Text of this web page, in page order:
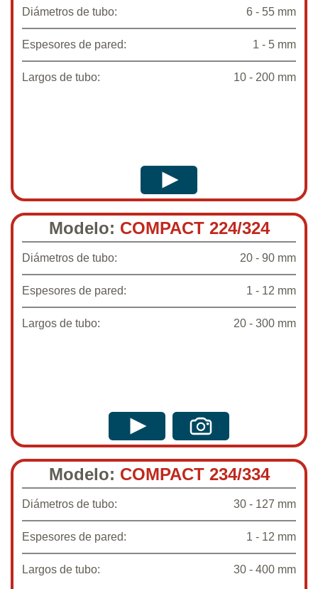
Diámetros de tubo: 6 - 55 mm
Espesores de pared: 1 - 5 mm
Largos de tubo: 10 - 200 mm
Modelo: COMPACT 224/324
Diámetros de tubo: 20 - 90 mm
Espesores de pared: 1 - 12 mm
Largos de tubo: 20 - 300 mm
Modelo: COMPACT 234/334
Diámetros de tubo: 30 - 127 mm
Espesores de pared: 1 - 12 mm
Largos de tubo: 30 - 400 mm